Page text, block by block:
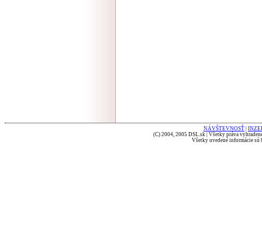
NÁVŠTEVNOSŤ
(C) 2004, 2005 DSL.sk | Všetky práva
Všetky uvedené informácie sú